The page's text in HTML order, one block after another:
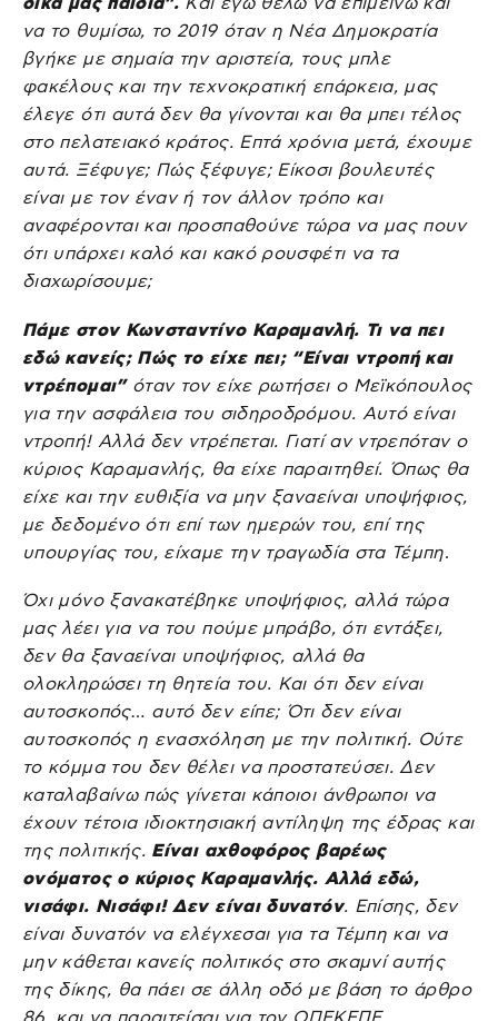
να το θυμίσω, το 2019 όταν η Νέα Δημοκρατία
βγήκε με σημαία την αριστεία, τους μπλε
φακέλους και την τεχνοκρατική επάρκεια, μας
έλεγε ότι αυτά δεν θα γίνονται και θα μπει τέλος
στο πελατειακό κράτος. Επτά χρόνια μετά, έχουμε
αυτά. Ξέφυγε; Πώς ξέφυγε; Είκοσι βουλευτές
είναι με τον έναν ή τον άλλον τρόπο και
αναφέρονται και προσπαθούνε τώρα να μας πουν
ότι υπάρχει καλό και κακό ρουσφέτι να τα
διαχωρίσουμε;
Πάμε στον Κωνσταντίνο Καραμανλή. Τι να πει
εδώ κανείς; Πώς το είχε πει; “Είναι ντροπή και
ντρέπομαι”όταν τον είχε ρωτήσει ο Μεϊκόπουλος
για την ασφάλεια του σιδηροδρόμου. Αυτό είναι
ντροπή! Αλλά δεν ντρέπεται. Γιατί αν ντρεπόταν ο
κύριος Καραμανλής, θα είχε παραιτηθεί. Όπως θα
είχε και την ευθιξία να μην ξαναείναι υποψήφιος,
με δεδομένο ότι επί των ημερών του, επί της
υπουργίας του, είχαμε την τραγωδία στα Τέμπη.
Όχι μόνο ξανακατέβηκε υποψήφιος, αλλά τώρα
μας λέει για να του πούμε μπράβο, ότι εντάξει,
δεν θα ξαναείναι υποψήφιος, αλλά θα
ολοκληρώσει τη θητεία του. Και ότι δεν είναι
αυτοσκοπός… αυτό δεν είπε; Ότι δεν είναι
αυτοσκοπός η ενασχόληση με την πολιτική. Ούτε
το κόμμα του δεν θέλει να προστατεύσει. Δεν
καταλαβαίνω πώς γίνεται κάποιοι άνθρωποι να
έχουν τέτοια ιδιοκτησιακή αντίληψη της έδρας και
της πολιτικής. Είναι αχθοφόρος βαρέως
ονόματος ο κύριος Καραμανλής. Αλλά εδώ,
νισάφι. Νισάφι! Δεν είναι δυνατόν. Επίσης, δεν
είναι δυνατόν να ελέγχεσαι για τα Τέμπη και να
μην κάθεται κανείς πολιτικός στο σκαμνί αυτής
της δίκης, θα πάει σε άλλη οδό με βάση το άρθρο
86, και να παραιτείσαι για τον ΟΠΕΚΕΠΕ.